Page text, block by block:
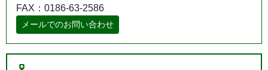
FAX：0186-63-2586
メールでのお問い合わせ